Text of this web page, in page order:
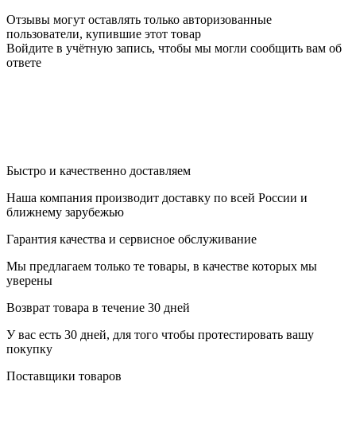
Отзывы могут оставлять только авторизованные
пользователи, купившие этот товар
Войдите в учётную запись, чтобы мы могли сообщить вам об
ответе
Быстро и качественно доставляем
Наша компания производит доставку по всей России и
ближнему зарубежью
Гарантия качества и сервисное обслуживание
Мы предлагаем только те товары, в качестве которых мы
уверены
Возврат товара в течение 30 дней
У вас есть 30 дней, для того чтобы протестировать вашу
покупку
Поставщики товаров